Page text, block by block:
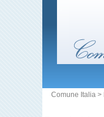
Comune Italia >